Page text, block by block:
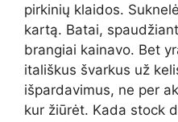
pirkinių klaidos.
kartą. Batai,
brangiai kainavo. Bet
itališkus švarkus už
išpardavimus, ne per
kur žiūrėt. Kada stock